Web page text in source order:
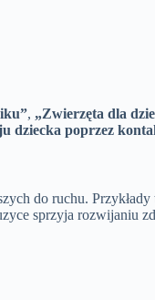
, „Zwierzęta dla
dziecka poprzez
do ruchu.
sprzyja rozwijaniu